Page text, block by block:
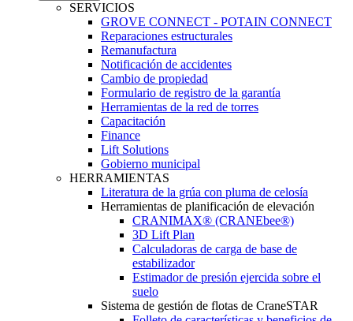
SERVICIOS
GROVE CONNECT - POTAIN CONNECT
Reparaciones estructurales
Remanufactura
Notificación de accidentes
Cambio de propiedad
Formulario de registro de la garantía
Herramientas de la red de torres
Capacitación
Finance
Lift Solutions
Gobierno municipal
HERRAMIENTAS
Literatura de la grúa con pluma de celosía
Herramientas de planificación de elevación
CRANIMAX® (CRANEbee®)
3D Lift Plan
Calculadoras de carga de base de
estabilizador
Estimador de presión ejercida sobre el
suelo
Sistema de gestión de flotas de CraneSTAR